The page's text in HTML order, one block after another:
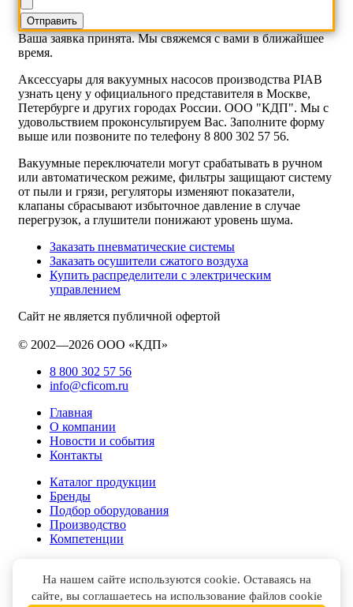
Ваша заявка принята. Мы свяжемся с вами в ближайшее
время.
Аксессуары для вакуумных насосов производства PIAB
узнать цену у официального представителя в Москве,
Петербурге и других городах России. ООО "КДП". Мы с
удовольствием проконсультируем Вас. Заполните форму
выше или позвоните по телефону 8 800 302 57 56.
Вакуумные переключатели могут срабатывать в ручном
или автоматическом режиме, фильтры защищают систему
от пыли и грязи, регуляторы изменяют показатели,
клапаны сбрасывают избыточное давление в случае
перегрузок, а глушители понижают уровень шума.
Заказать пневматические системы
Заказать осушители сжатого воздуха
Купить распределители с электрическим
управлением
Сайт не является публичной офертой
© 2002—2026 ООО «КДП»
8 800 302 57 56
info@cficom.ru
Главная
О компании
Новости и события
Контакты
Каталог продукции
Бренды
Подбор оборудования
Производство
Компетенции
На нашем сайте используются cookie. Оставаясь на
сайте, вы соглашаетесь на использование файлов cookie